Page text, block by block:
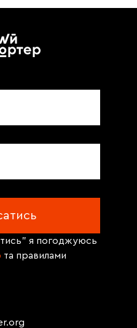
я погоджуюсь
та правилами